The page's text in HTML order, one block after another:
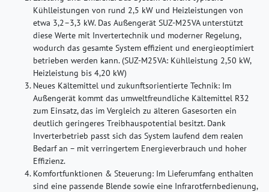
Kühlleistungen von rund 2,5 kW und Heizleistungen von
etwa 3,2–3,3 kW. Das Außengerät SUZ-M25VA unterstützt
diese Werte mit Invertertechnik und moderner Regelung,
wodurch das gesamte System effizient und energieoptimiert
betrieben werden kann. (SUZ-M25VA: Kühlleistung 2,50 kW,
Heizleistung bis 4,20 kW)
Neues Kältemittel und zukunftsorientierte Technik: Im
Außengerät kommt das umweltfreundliche Kältemittel R32
zum Einsatz, das im Vergleich zu älteren Gasesorten ein
deutlich geringeres Treibhauspotential besitzt. Dank
Inverterbetrieb passt sich das System laufend dem realen
Bedarf an – mit verringertem Energieverbrauch und hoher
Effizienz.
Komfortfunktionen & Steuerung: Im Lieferumfang enthalten
sind eine passende Blende sowie eine Infrarotfernbedienung,